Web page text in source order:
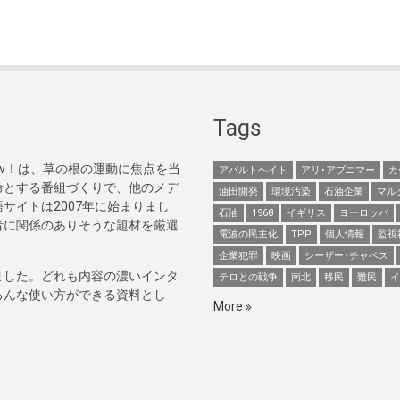
は、草の根の運動に焦点を当
する番組づくりで、他のメデ
イトは2007年に始まりまし
関係のありそうな題材を厳選
た。どれも内容の濃いインタ
な使い方ができる資料とし
Tags
アパルトヘイト アリ･アブニマー
油田開発
環境汚染 石油企業
マル
石油
1968 イギリス
ヨーロッパ
電波の民主化
TPP 個人情報
監視
企業犯罪
映画
シーザー･チャベス
テロとの戦争
南北 移民 難民
More